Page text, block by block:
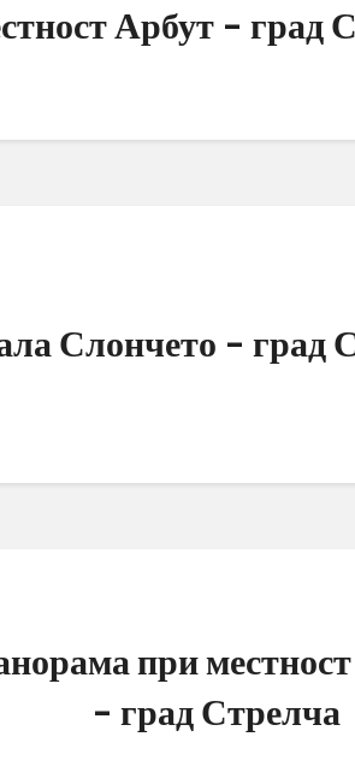
Арбут – град
Слончето – град
при
– град Стрелча